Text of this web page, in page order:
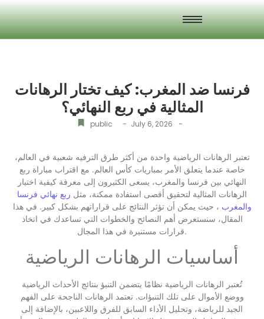
فرنسا ضد المغرب: كيف تختار الرهانات
المثالية في ربع النهائي؟
public - July 6, 2026 -
تعتبر الرهانات الرياضية واحدة من أكثر طرق الترفيه شعبية في العالم،
خاصة عندما يتعلق الأمر بمباريات كأس العالم. مع اقتراب مباراة ربع
النهائي بين فرنسا والمغرب، يسعى الكثيرون إلى معرفة كيفية اختيار
الرهانات المثالية لتحقيق أقصى استفادة ممكنة، مثل ربع نهائي فرنسا
والمغرب ، حيث يمكن أن تؤثر النتائج على قراراتهم بشكل كبير. في هذا
المقال، سنستعرض أهم النصائح والخطوات التي تساعدك في اتخاذ
قرارات مستنيرة في هذا المجال.
أساسيات الرهانات الرياضية
تُعتبر الرهانات الرياضية نظامًا يتضمن التنبؤ بنتائج الأحداث الرياضية
ووضع الأموال على تلك التنبؤات. تعتمد الرهانات الناجحة على الفهم
الجيد للرياضة، وتحليل الأداء السابق للفرق واللاعبين، بالإضافة إلى